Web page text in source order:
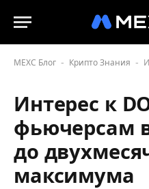
MEXC Блог - Крипто Знания -
Интерес к
фьючерсам
до
максимума